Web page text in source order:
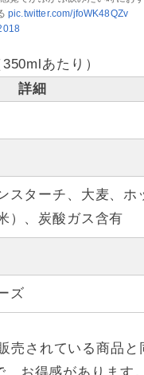
pic.twitter.com/jfoWK48QZv
あたり）
詳細
スターチ、大麦、ホ
）、炭酸ガス含有
ズ
売されている商品